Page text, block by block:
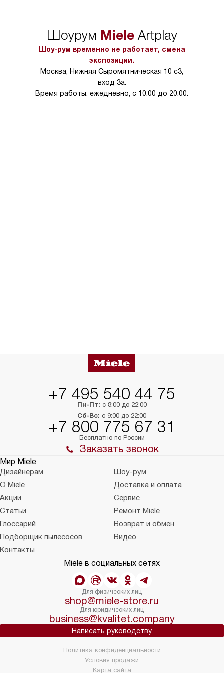
в условиях
тарифы на услуги
Шоурум MieleArtplay
Шоу-рум временно не работает, смена
экспозиции.
Москва, Нижняя Сыромятническая 10 с3,
вход 3а.
Время работы: ежедневно, с 10.00 до 20.00.
+7 495 540 44 75
Пн-Пт: с 8:00 до 22:00
Сб-Вс: с 9:00 до 22:00
+7 800 775 67 31
Бесплатно по России
Заказать звонок
Мир Miele
Дизайнерам
Шоу-рум
О Miele
Доставка и оплата
Акции
Сервис
Статьи
Ремонт Miele
Глоссарий
Возврат и обмен
Подборщик пылесосов
Видео
Контакты
Miele в социальных сетях
Для физических лиц
shop@miele-store.ru
Для юридических лиц
business@kvalitet.company
Написать руководству
Политика конфиденциальности
Условия продажи
Карта сайта